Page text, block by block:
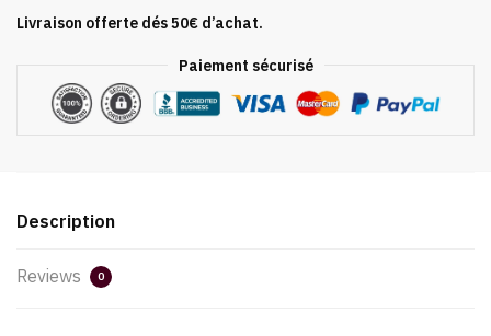
Livraison offerte dés 50€ d’achat.
Paiement sécurisé
Description
Reviews 0